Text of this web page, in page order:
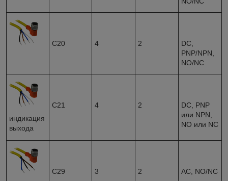
С20 4 2
DC,
PNP/NPN,
NO/NC
индикация
выхода
С21 4 2
DC, PNP
или NPN,
NO или NC
С29 3 2 AC, NO/NC